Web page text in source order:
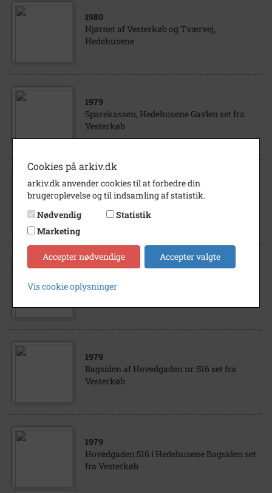
1980
Hjørnet af Vesterkøb og Tværvej,
Hedehusene
1979
Sparekassen, Hedehusene Gavlen set fra
Vesterkøb
1968- 1972
Høje Taastrup kommunes kontor
Vesterkøb 15, Hedehusene
1990
Handelsebanken, Vesterkøb 40,
1979
Bagsiden af Hovedgaden nr. 516 set fra
Vesterkøb
1979
Hovedgaden 516 i Hedehusene Bagsiden set
fra Vesterkøb
Cookies på arkiv.dk
arkiv.dk anvender cookies til at forbedre din
brugeroplevelse og til indsamling af statistik.
Nødvendig
Statistik
Marketing
Accepter nødvendige Accepter valgte
Vis cookie oplysninger